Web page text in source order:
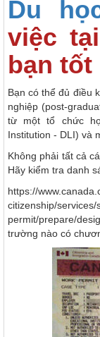
Du
việc
bạn tốt
Bạn có thể đủ điều
nghiệp (post-
từ một tổ chức
Institution - DLI) và
Không phải tất cả
Hãy kiểm tra danh
https://
citizenship/
permit/prepare/
trường nào có